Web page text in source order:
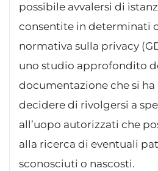
possibile avvalersi di
consentite in determinati
normativa sulla privacy
uno studio approfondito
documentazione che si ha
decidere di rivolgersi a
all’uopo autorizzati che
alla ricerca di eventuali
sconosciuti o nascosti.